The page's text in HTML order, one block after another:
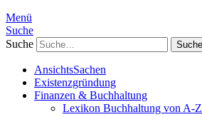
Menü
Suche
Suche
AnsichtsSachen
Existenzgründung
Finanzen & Buchhaltung
Lexikon Buchhaltung von A-Z